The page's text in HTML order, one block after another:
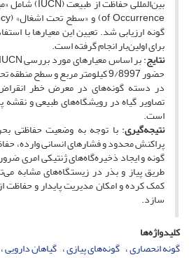
برای اولین‌بار انجام گرفته است.
نتایج
تصاویر گیاه در رویشگاه‌های طبیعی و
است.
نتیجه‌گیری: با توجه به وضعیت حفاظتی
پراکنش محدود و فشارهای انسانی وارده،
گونه و ایجاد ذخیره‌گاه‌های ژنتیکی امری
طریق پیاز و بذر در زیستگاه‌های مشابه
کمک کرده و امکان مدیریت پایدار و حفاظت
سازد.
کلیدواژه‌ها
گونه انحصاری گونه‌های پیازی گیاهان دارویی